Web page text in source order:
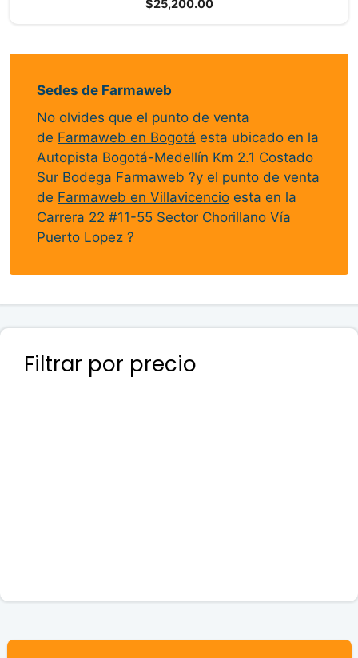
d
$25,200.00
Sedes de Farmaweb
No olvides que el punto de venta
de Farmaweb en Bogotá esta ubicado en la
Autopista Bogotá-Medellín Km 2.1 Costado
Sur Bodega Farmaweb ?y el punto de venta
de Farmaweb en Villavicencio esta en la
Carrera 22 #11-55 Sector Chorillano Vía
Puerto Lopez ?
Filtrar por precio